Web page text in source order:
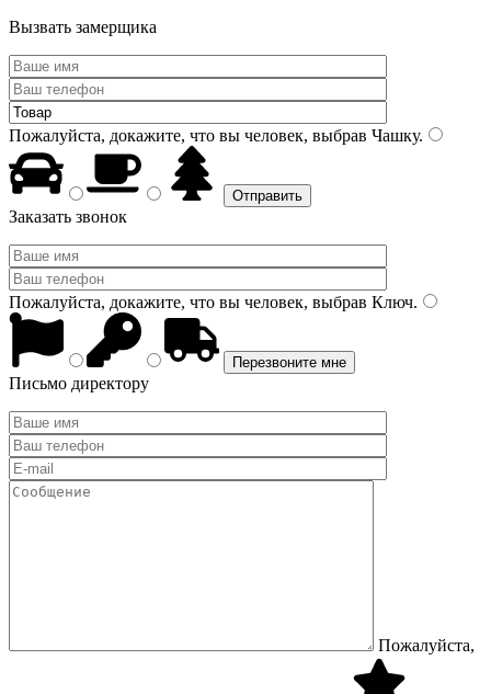
Вызвать замерщика
Пожалуйста, докажите, что вы человек, выбрав Чашку.
Заказать звонок
Пожалуйста, докажите, что вы человек, выбрав Ключ.
Письмо директору
Пожалуйста,